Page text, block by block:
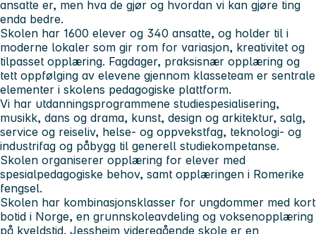
ansatte er, men hva de gjør og hvordan vi kan gjøre ting
enda bedre.
Skolen har 1600 elever og 340 ansatte, og holder til i
moderne lokaler som gir rom for variasjon, kreativitet og
tilpasset opplæring. Fagdager, praksisnær opplæring og
tett oppfølging av elevene gjennom klasseteam er sentrale
elementer i skolens pedagogiske plattform.
Vi har utdanningsprogrammene studiespesialisering,
musikk, dans og drama, kunst, design og arkitektur, salg,
service og reiseliv, helse- og oppvekstfag, teknologi- og
industrifag og påbygg til generell studiekompetanse.
Skolen organiserer opplæring for elever med
spesialpedagogiske behov, samt opplæringen i Romerike
fengsel.
Skolen har kombinasjonsklasser for ungdommer med kort
botid i Norge, en grunnskoleavdeling og voksenopplæring
på kveldstid. Jessheim videregående skole er en